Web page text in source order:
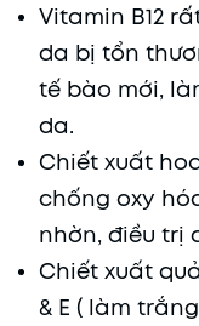
Vitamin B12
da bị tổn
tế bào mới,
da.
Chiết xuất
chống oxy
nhờn, điều trị
Chiết xuất
& E ( làm